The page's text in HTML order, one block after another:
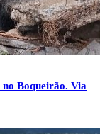
Boqueirão. Via